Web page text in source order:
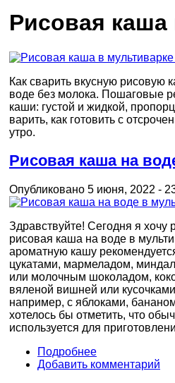
Рисовая каша
Как сварить вкусную рисовую
воде без молока. Пошаговые
каши: густой и жидкой,
варить, как готовить с
утро.
Рисовая каша на
Опубликовано 5 июня, 2022 -
Здравствуйте! Сегодня я хочу
рисовая каша на воде в
ароматную кашу
цукатами, мармеладом,
или молочным шоколадом,
вяленой вишней или
например, с яблоками,
хотелось бы отметить, что
используется для
Подробнее
Добавить комментарий